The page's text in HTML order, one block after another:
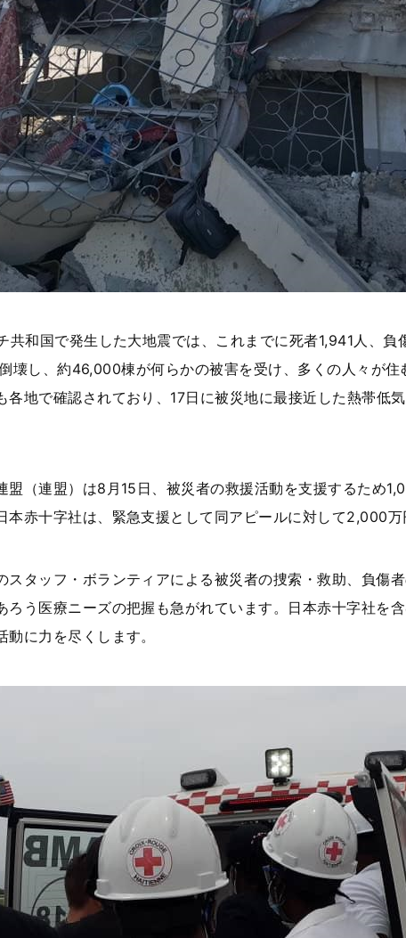
共和国で発生した大地震では、これまでに死者1,941人、
壊し、約46,000棟が何らかの被害を受け、多くの人々が
地で確認されており、17日に被災地に最接近した熱帯低
盟（連盟）は8月15日、被災者の救援活動を支援するため
本赤十字社は、緊急支援として同アピールに対して2,000万
タッフ・ボランティアによる被災者の捜索・救助、負傷
う医療ニーズの把握も急がれています。日本赤十字社を
に力を尽くします。